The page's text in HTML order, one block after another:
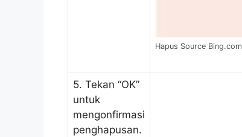
Hapus Source Bing.com
5. Tekan “OK”
untuk
mengonfirmasi
penghapusan.